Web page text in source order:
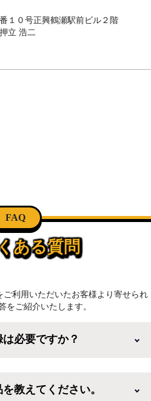
１０号正興鶴瀬駅前ビル２階
立 浩二
FAQ
ある質問
ご利用いただいたお客様より寄せられ
をご紹介いたします。
必要ですか？
トに商品を入れた後、ログイ
教えてください。